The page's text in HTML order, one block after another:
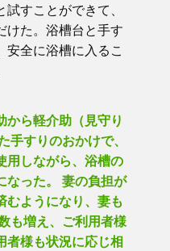
すことができて、
けた。浴槽台と手す
安全に浴槽に入るこ
から軽介助（見守り
すりのおかけで、
用しながら、浴槽の
なった。 妻の負担が
むようになり、妻も
も増え、ご利用者様
者様も状況に応じ相